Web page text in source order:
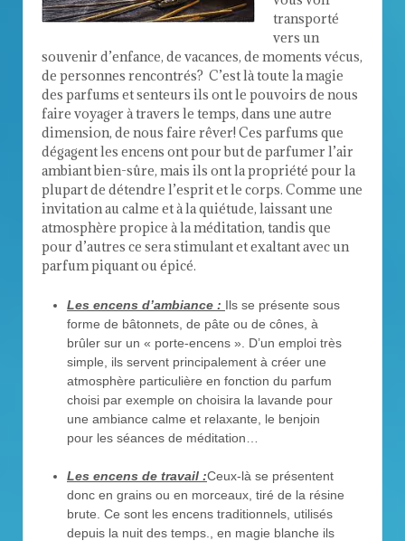
transporté
vers un
souvenir d’enfance, de vacances, de moments vécus,
de personnes rencontrés? C’est là toute la magie
des parfums et senteurs ils ont le pouvoirs de nous
faire voyager à travers le temps, dans une autre
dimension, de nous faire rêver! Ces parfums que
dégagent les encens ont pour but de parfumer l’air
ambiant bien-sûre, mais ils ont la propriété pour la
plupart de détendre l’esprit et le corps. Comme une
invitation au calme et à la quiétude, laissant une
atmosphère propice à la méditation, tandis que
pour d’autres ce sera stimulant et exaltant avec un
parfum piquant ou épicé.
Les encens d’ambiance : Ils se présente sous
forme de bâtonnets, de pâte ou de cônes, à
brûler sur un « porte-encens ». D’un emploi très
simple, ils servent principalement à créer une
atmosphère particulière en fonction du parfum
choisi par exemple on choisira la lavande pour
une ambiance calme et relaxante, le benjoin
pour les séances de méditation…
Les encens de travail :Ceux-là se présentent
donc en grains ou en morceaux, tiré de la résine
brute. Ce sont les encens traditionnels, utilisés
depuis la nuit des temps., en magie blanche ils